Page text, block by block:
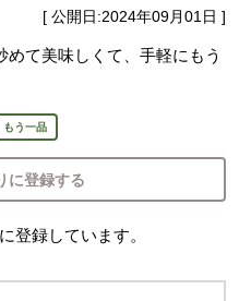
[ 公開日:2024年09月01日 ]
て美味しくて、手軽にもう
もう一品
に登録する
登録しています。